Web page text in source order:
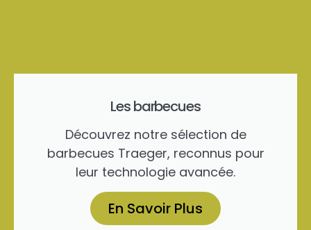
Les barbecues
Découvrez notre sélection de
barbecues Traeger, reconnus pour
leur technologie avancée.
En Savoir Plus